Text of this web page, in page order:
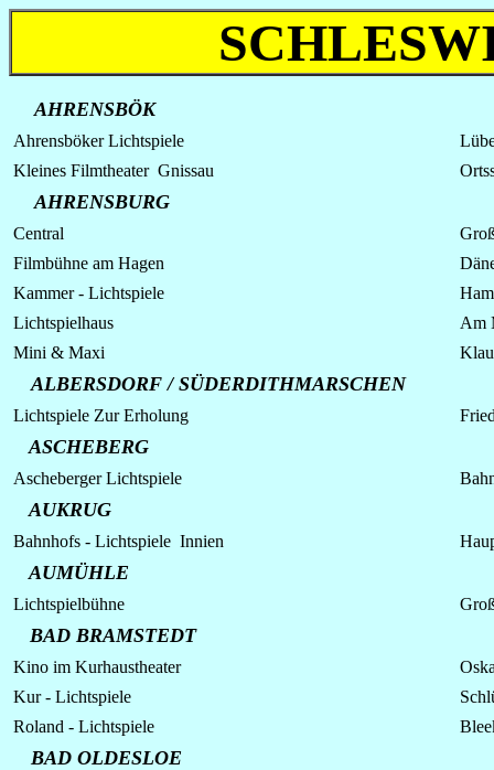
AHRENSBÖK
Ahrensböker Lichtspiele
Kleines Filmtheater Gnissau
AHRENSBURG
Central
Filmbühne am Hagen
Kammer- Lichtspiele
Lichtspielhaus
Am
Mini & Maxi
ALBERSDORF / SÜDERDITHMARSCHEN
Lichtspiele Zur Erholung
ASCHEBERG
AschebergerLichtspiele
AUKRUG
Bahnhofs - Lichtspiele Innien
AUMÜHLE
Lichtspielbühne
BAD BRAMSTEDT
Kino im Kurhaustheater
Kur - Lichtspiele
Roland - Lichtspiele
BAD OLDESLOE